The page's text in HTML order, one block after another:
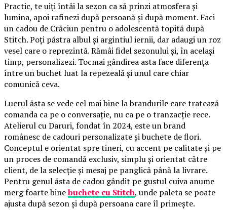
Practic, te uiți întâi la sezon ca să prinzi atmosfera și
lumina, apoi rafinezi după persoană și după moment. Faci
un cadou de Crăciun pentru o adolescentă topită după
Stitch. Poți păstra albul și argintiul iernii, dar adaugi un roz
vesel care o reprezintă. Rămâi fidel sezonului și, în același
timp, personalizezi. Tocmai gândirea asta face diferența
între un buchet luat la repezeală și unul care chiar
comunică ceva.
Lucrul ăsta se vede cel mai bine la brandurile care tratează
comanda ca pe o conversație, nu ca pe o tranzacție rece.
Atelierul cu Daruri, fondat în 2024, este un brand
românesc de cadouri personalizate și buchete de flori.
Conceptul e orientat spre tineri, cu accent pe calitate și pe
un proces de comandă exclusiv, simplu și orientat către
client, de la selecție și mesaj pe panglică până la livrare.
Pentru genul ăsta de cadou gândit pe gustul cuiva anume
merg foarte binebuchete cu Stitch, unde paleta se poate
ajusta după sezon și după persoana care îl primește.